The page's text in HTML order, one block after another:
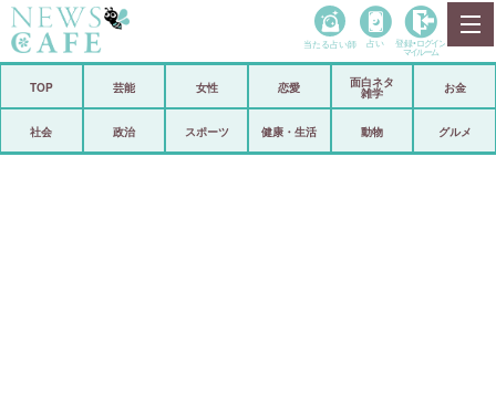
政治
当たる占い師 占い 登録• ログイン
マイルーム
TOP 芸能 女性 恋愛
面白ネタ
雑学
お金
社会 政治 スポーツ 健康・生活 動物 グルメ